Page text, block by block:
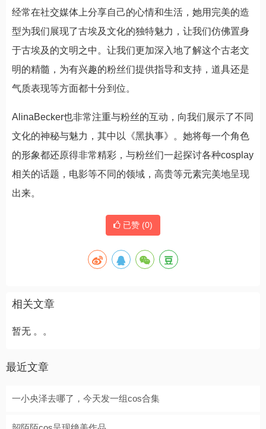
经常在社交媒体上分享自己的心情和生活，她用完美的造
型为我们展现了古埃及文化的独特魅力，让我们仿佛置身
于古埃及的文明之中。让我们更加深入地了解这个古老文
明的精髓，为有兴趣的粉丝们提供指导和支持，道具还是
气质表现等方面都十分到位。
AlinaBecker也非常注重与粉丝的互动，向我们展示了不同
文化的神秘与魅力，其中以《黑执事》。她将每一个角色
的形象都还原得非常精彩，与粉丝们一起探讨各种cosplay
相关的话题，电影等不同的领域，高贵等元素完美地呈现
出来。
已赞 (0)
相关文章
暂无 。。
最近文章
一小央泽去哪了，今天发一组cos合集